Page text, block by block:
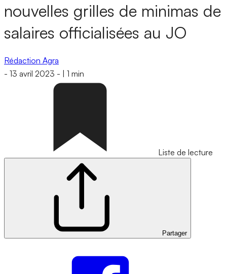
nouvelles grilles de minimas de
salaires officialisées au JO
Rédaction Agra
- 13 avril 2023 - 1 min
Liste de lecture
Partager